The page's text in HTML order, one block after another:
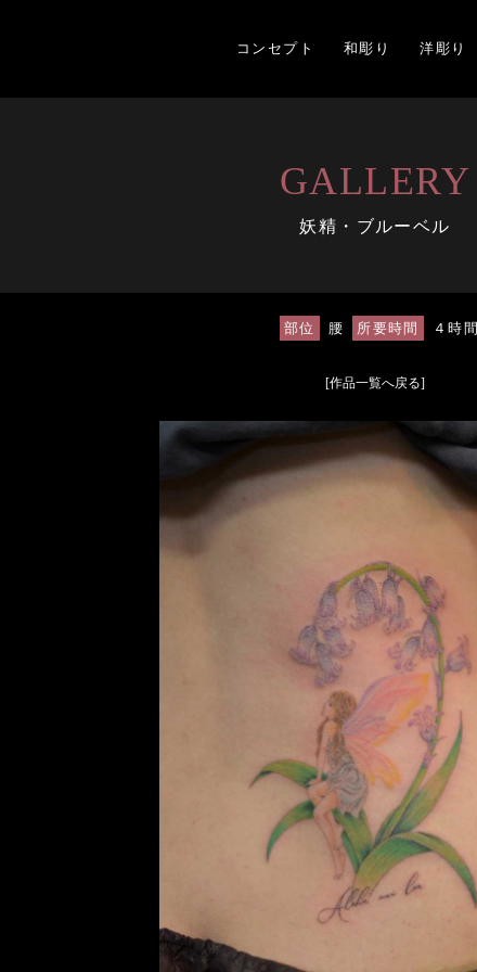
コンセプト 和彫り 洋彫り
GALLERY
妖精・ブルーベル
部位 腰 所要時間 ４時間